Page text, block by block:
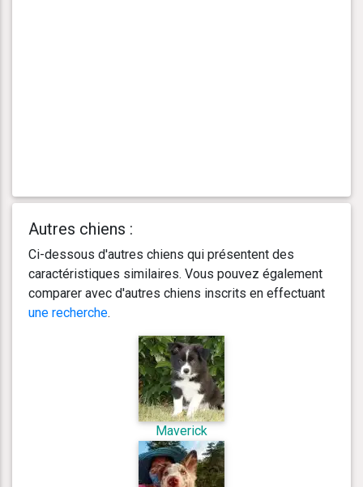
Autres chiens :
Ci-dessous d'autres chiens qui présentent des
caractéristiques similaires. Vous pouvez également
comparer avec d'autres chiens inscrits en effectuant
une recherche.
Maverick